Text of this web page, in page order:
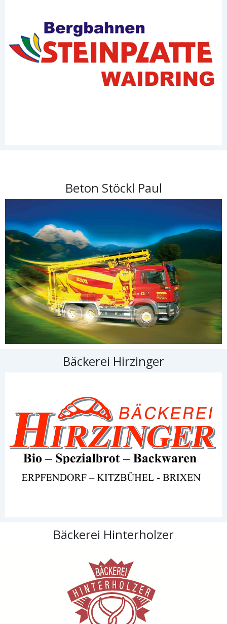
Beton Stöckl Paul
Bäckerei Hirzinger
Bäckerei Hinterholzer